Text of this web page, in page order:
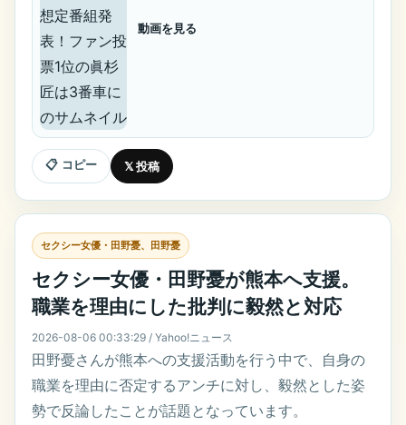
動画を見る
📋 コピー 𝕏 投稿
セクシー女優・田野憂、田野憂
セクシー女優・田野憂が熊本へ支援。
職業を理由にした批判に毅然と対応
2026-08-06 00:33:29 / Yahoo!ニュース
田野憂さんが熊本への支援活動を行う中で、自身の
職業を理由に否定するアンチに対し、毅然とした姿
勢で反論したことが話題となっています。